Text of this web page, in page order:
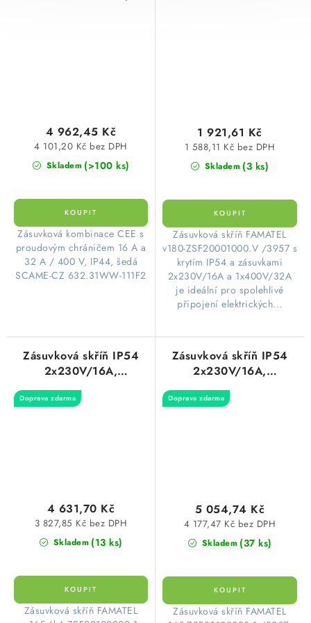
Skladem (>100 ks)
4 101,20 Kč bez DPH
4 962,45 Kč
Zásuvková kombinace CEE s
proudovým chráničem 16 A a
32 A / 400 V, IP44, šedá
SCAME-CZ 632.31WW-111F2
Skladem (3 ks)
1 588,11 Kč bez DPH
1 921,61 Kč
​Zásuvková skříň FAMATEL
v180-ZSF20001000.V /3957 s
krytím IP54 a zásuvkami
2x230V/16A a 1x400V/32A
je ideální pro spolehlivé
připojení elektrických...
Zásuvková skříň IP54
2x230V/16A,
1x400V/16A/5p s
jištěním 2xPL6-B16/1,
Doprava zdarma
Skladem (13 ks)
3 827,85 Kč bez DPH
4 631,70 Kč
​Zásuvková skříň FAMATEL
Zásuvková skříň IP54
2x230V/16A,
1x400V/16A/5p s
jištěním 2xPL7-B16/1,
Doprava zdarma
Skladem (37 ks)
4 177,47 Kč bez DPH
5 054,74 Kč
​Zásuvková skříň FAMATEL